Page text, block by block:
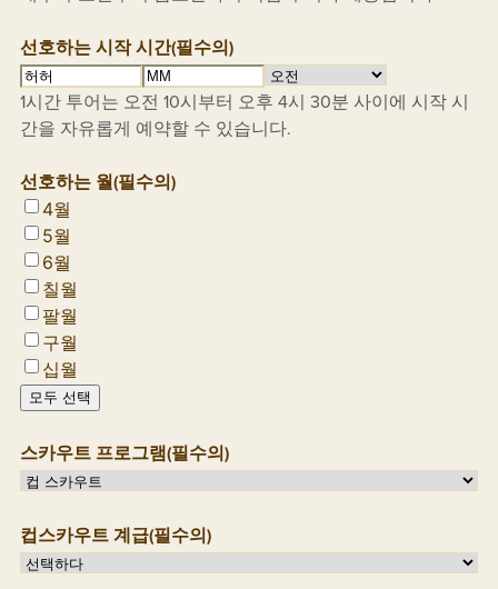
선호하는 시작 시간(필수의)
시
간
분
오
전/
오
1시간 투어는 오전 10시부터 오후 4시 30분 사이에 시작 시
간을 자유롭게 예약할 수 있습니다.
선호하는 월(필수의)
4월
5월
6월
칠월
팔월
구월
십월
모두 선택
스카우트 프로그램(필수의)
컵스카우트 계급(필수의)